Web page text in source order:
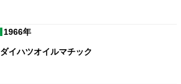
1966年
ダイハツオイルマチック